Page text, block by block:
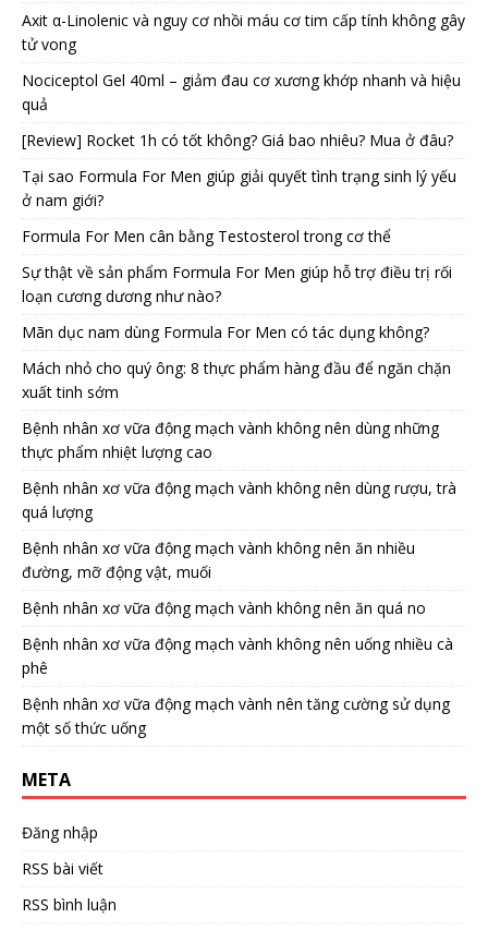
Axit α-Linolenic và nguy cơ nhồi máu cơ tim cấp tính không gây
tử vong
Nociceptol Gel 40ml – giảm đau cơ xương khớp nhanh và hiệu
quả
[Review] Rocket 1h có tốt không? Giá bao nhiêu? Mua ở đâu?
Tại sao Formula For Men giúp giải quyết tình trạng sinh lý yếu
ở nam giới?
Formula For Men cân bằng Testosterol trong cơ thể
Sự thật về sản phẩm Formula For Men giúp hỗ trợ điều trị rối
loạn cương dương như nào?
Mãn dục nam dùng Formula For Men có tác dụng không?
Mách nhỏ cho quý ông: 8 thực phẩm hàng đầu để ngăn chặn
xuất tinh sớm
Bệnh nhân xơ vữa động mạch vành không nên dùng những
thực phẩm nhiệt lượng cao
Bệnh nhân xơ vữa động mạch vành không nên dùng rượu, trà
quá lượng
Bệnh nhân xơ vữa động mạch vành không nên ăn nhiều
đường, mỡ động vật, muối
Bệnh nhân xơ vữa động mạch vành không nên ăn quá no
Bệnh nhân xơ vữa động mạch vành không nên uống nhiều cà
phê
Bệnh nhân xơ vữa động mạch vành nên tăng cường sử dụng
một số thức uống
META
Đăng nhập
RSS bài viết
RSS bình luận